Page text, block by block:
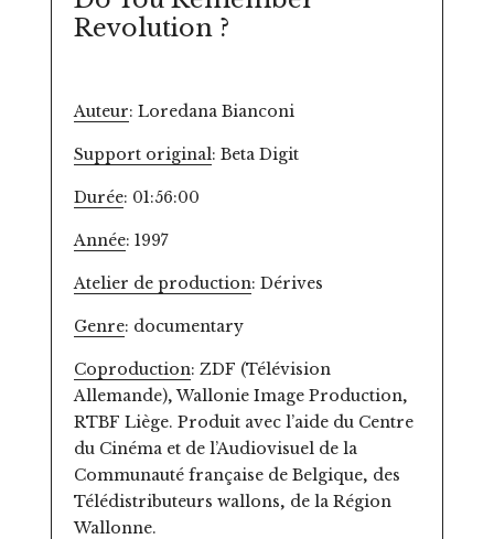
Revolution ?
Auteur: Loredana Bianconi
Support original: Beta Digit
Durée: 01:56:00
Année: 1997
Atelier de production: Dérives
Genre: documentary
Coproduction: ZDF (Télévision
Allemande), Wallonie Image Production,
RTBF Liège. Produit avec l’aide du Centre
du Cinéma et de l’Audiovisuel de la
Communauté française de Belgique, des
Télédistributeurs wallons, de la Région
Wallonne.